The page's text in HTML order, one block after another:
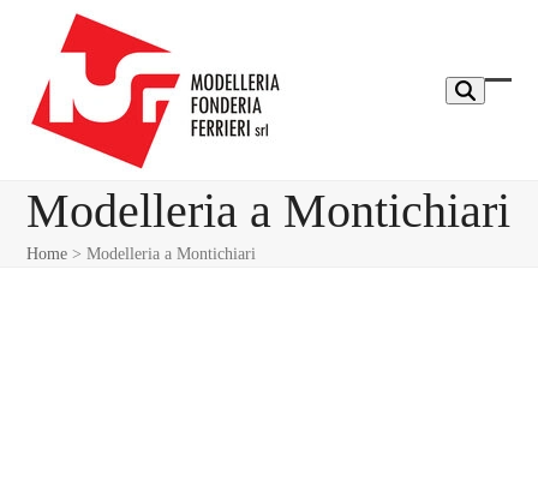
content
Modelleria a Montichiari
Home >Modelleria a Montichiari